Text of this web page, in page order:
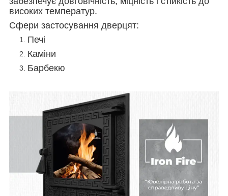
високих температур.
Сфери застосування дверцят:
Печі
Каміни
Барбекю